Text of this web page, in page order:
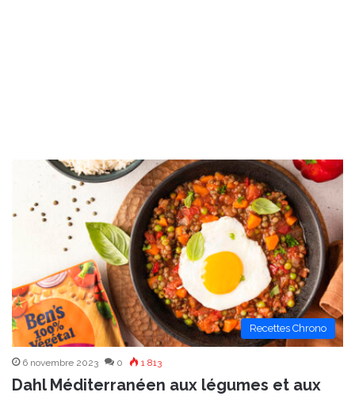
Recettes Chrono
6 novembre 2023 0 1 813
Dahl Méditerranéen aux légumes et aux